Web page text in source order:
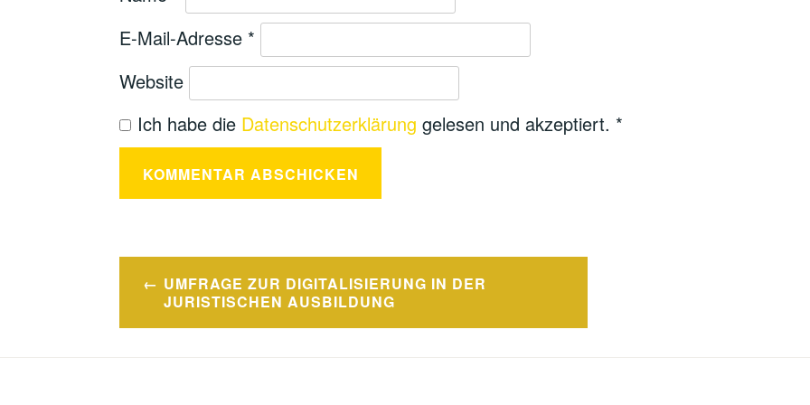
E-Mail-Adresse *
Website
Ich habe die Datenschutzerklärung gelesen und akzeptiert. *
Beitragsnavigation
UMFRAGE ZUR DIGITALISIERUNG IN DER
JURISTISCHEN AUSBILDUNG